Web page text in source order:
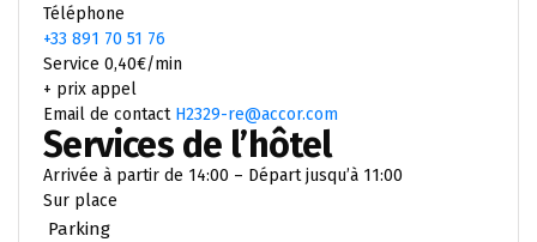
Téléphone
+33 891 70 51 76
Service 0,40€/min
+ prix appel
Email de contact H2329-re@accor.com
Services de l’hôtel
Arrivée à partir de 14:00 – Départ jusqu’à 11:00
Sur place
Parking